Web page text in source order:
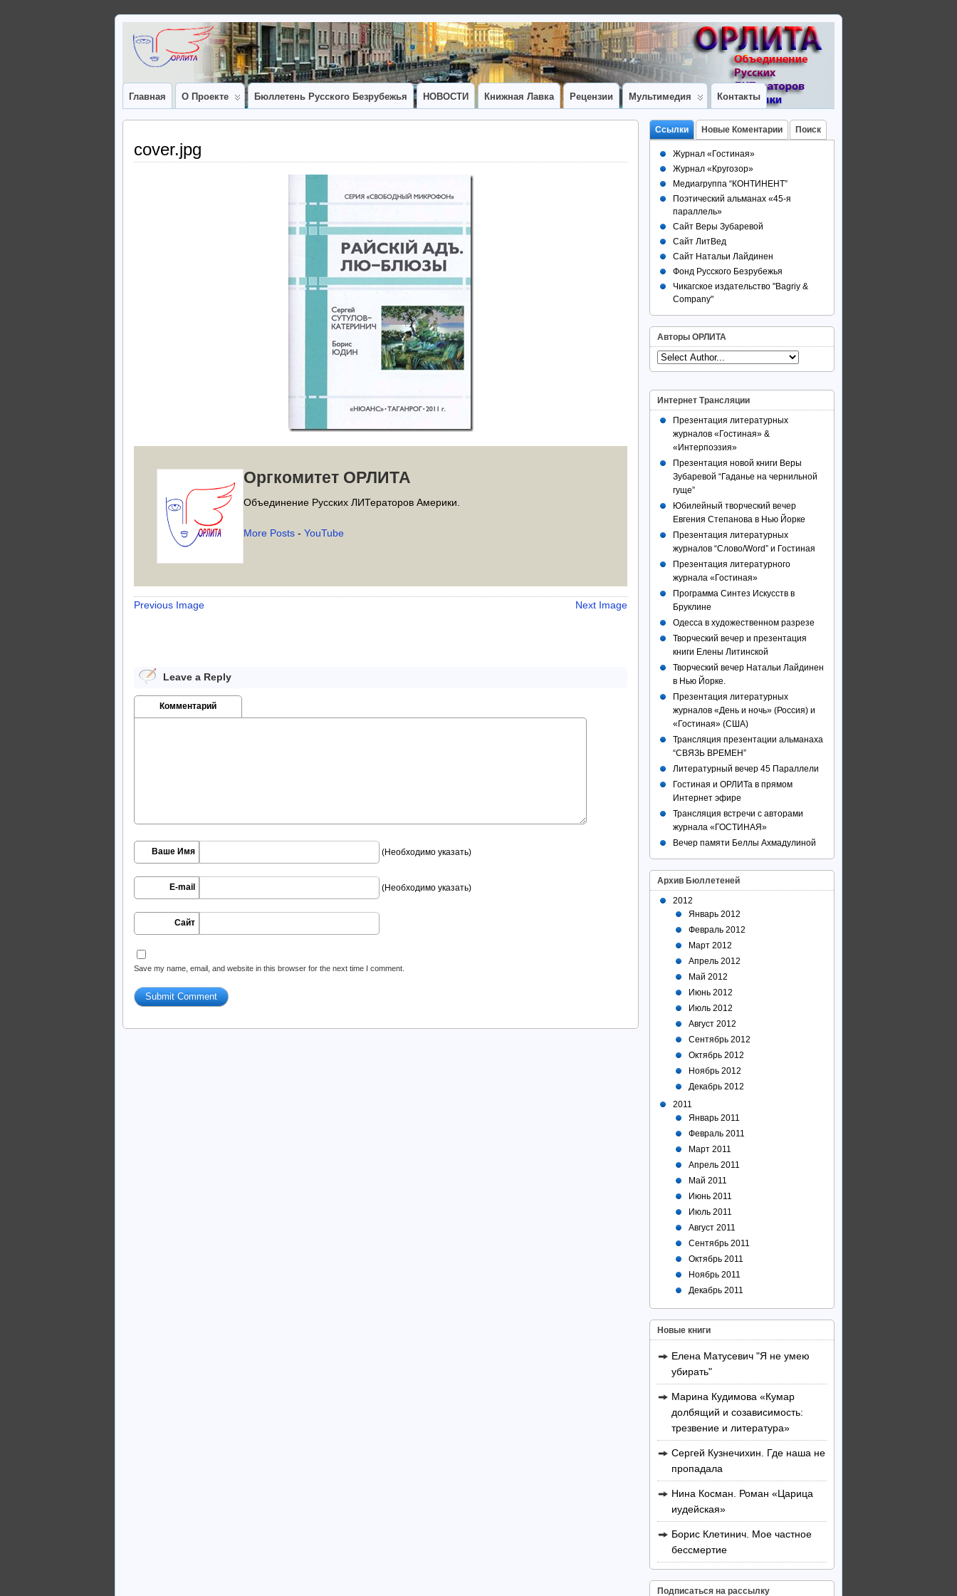
Главная О Проекте Бюллетень Русского Безрубежья НОВОСТИ Книжная Лавка Рецензии Мультимедия Контакты
cover.jpg
Оргкомитет ОРЛИТА
Объединение Русских ЛИТераторов Америки.
More Posts - YouTube
Previous Image Next Image
Leave a Reply
Комментарий
Ваше Имя (Необходимо указать)
E-mail (Необходимо указать)
Сайт
Save my name, email, and website in this browser for the next time I comment.
Ссылки Новые Коментарии Поиск
Журнал «Гостиная»
Журнал «Кругозор»
Медиагруппа “КОНТИНЕНТ”
Поэтический альманах «45-я
параллель»
Сайт Веры Зубаревой
Сайт ЛитВед
Сайт Натальи Лайдинен
Фонд Русского Безрубежья
Чикагское издательство "Bagriy &
Company"
Авторы ОРЛИТА
Интернет Трансляции
Презентация литературных
журналов «Гостиная» &
«Интерпоэзия»
Презентация новой книги Веры
Зубаревой “Гаданье на чернильной
гуще”
Юбилейный творческий вечер
Евгения Степанова в Нью Йорке
Презентация литературных
журналов “Слово/Word” и Гостиная
Презентация литературного
журнала «Гостиная»
Программа Синтез Искусств в
Бруклине
Одесса в художественном разрезе
Творческий вечер и презентация
книги Елены Литинской
Творческий вечер Натальи Лайдинен
в Нью Йорке.
Презентация литературных
журналов «День и ночь» (Россия) и
«Гостиная» (США)
Трансляция презентации альманаха
“СВЯЗЬ ВРЕМЕН”
Литературный вечер 45 Параллели
Гостиная и ОРЛИТа в прямом
Интернет эфире
Трансляция встречи с авторами
журнала «ГОСТИНАЯ»
Вечер памяти Беллы Ахмадулиной
Архив Бюллетеней
2012
Январь 2012
Февраль 2012
Март 2012
Апрель 2012
Май 2012
Июнь 2012
Июль 2012
Август 2012
Сентябрь 2012
Октябрь 2012
Ноябрь 2012
Декабрь 2012
2011
Январь 2011
Февраль 2011
Март 2011
Апрель 2011
Май 2011
Июнь 2011
Июль 2011
Август 2011
Сентябрь 2011
Октябрь 2011
Ноябрь 2011
Декабрь 2011
Новые книги
Елена Матусевич "Я не умею
убирать"
Марина Кудимова «Кумар
долбящий и созависимость:
трезвение и литература»
Сергей Кузнечихин. Где наша не
пропадала
Нина Косман. Роман «Царица
иудейская»
Борис Клетинич. Мое частное
бессмертие
Подписаться на рассылку